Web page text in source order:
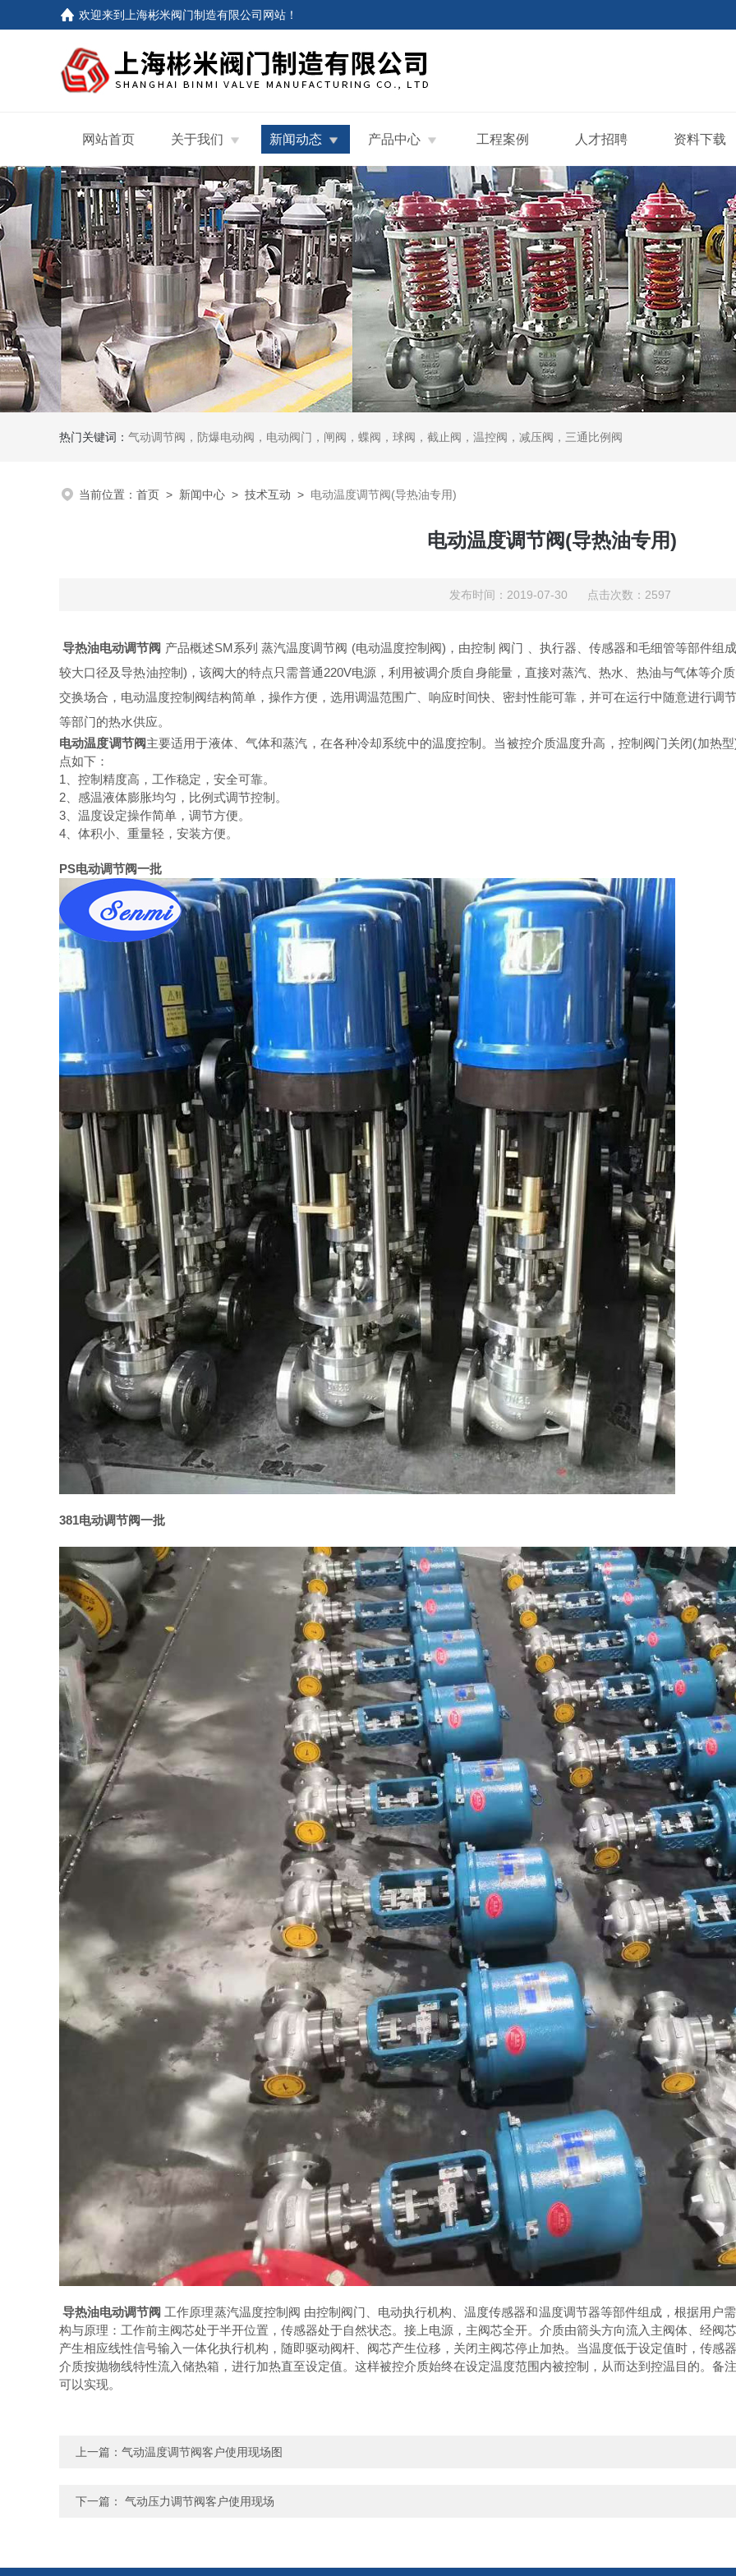
欢迎来到 上海彬米阀门制造有限公司网站 ！
网站首页 关于我们 新闻动态 产品中心 工程案例 人才招聘 资料下载
热门关键词： 气动调节阀，防爆电动阀，电动阀门，闸阀，蝶阀，球阀，截止阀，温控阀，减压阀，三通比例阀
当前位置： 首页 > 新闻中心 > 技术互动 > 电动温度调节阀(导热油专用)
电动温度调节阀(导热油专用)
发布时间：2019-07-30 点击次数：2597
导热油电动调节阀 产品概述SM系列 蒸汽温度调节阀 (电动温度控制阀)，由控制 阀门 、执行器、传感器和毛细管等部件组
较大口径及导热油控制)，该阀大的特点只需普通220V电源，利用被调介质自身能量，直接对蒸汽、热水、热油与气体等介
交换场合，电动温度控制阀结构简单，操作方便，选用调温范围广、响应时间快、密封性能可靠，并可在运行中随意进行调
等部门的热水供应。
电动温度调节阀主要适用于液体、气体和蒸汽，在各种冷却系统中的温度控制。当被控介质温度升高，控制阀门关闭(加热
点如下：
1、控制精度高，工作稳定，安全可靠。
2、感温液体膨胀均匀，比例式调节控制。
3、温度设定操作简单，调节方便。
4、体积小、重量轻，安装方便。
PS电动调节阀一批
381电动调节阀一批
导热油电动调节阀 工作原理蒸汽温度控制阀 由控制阀门、电动执行机构、温度传感器和温度调节器等部件组成，根据用户
构与原理：工作前主阀芯处于半开位置，传感器处于自然状态。接上电源，主阀芯全开。介质由箭头方向流入主阀体、经阀
产生相应线性信号输入一体化执行机构，随即驱动阀杆、阀芯产生位移，关闭主阀芯停止加热。当温度低于设定值时，传感
介质按抛物线特性流入储热箱，进行加热直至设定值。这样被控介质始终在设定温度范围内被控制，从而达到控温目的。备
可以实现。
上一篇： 气动温度调节阀客户使用现场图
下一篇： 气动压力调节阀客户使用现场